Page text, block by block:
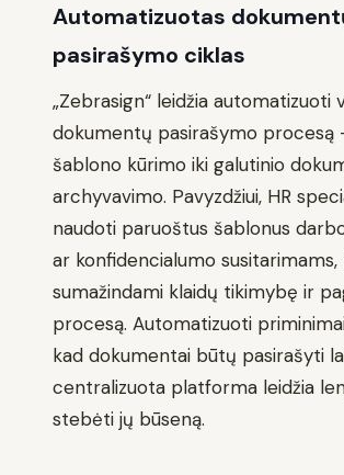
Automatizuotas
pasirašymo ciklas
„Zebrasign“ leidžia automatizuoti
dokumentų pasirašymo procesą
šablono kūrimo iki galutinio
archyvavimo. Pavyzdžiui, HR
naudoti paruoštus šablonus
ar konfidencialumo susitarimams,
sumažindami klaidų tikimybę ir
procesą. Automatizuoti
kad dokumentai būtų pasirašyti
centralizuota platforma leidžia
stebėti jų būseną.